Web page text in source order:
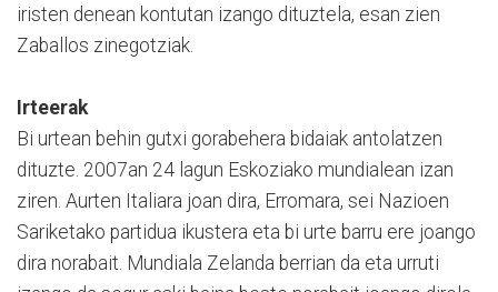
iristen denean kontutan izango dituztela, esan zien
Zaballos zinegotziak.
Irteerak
Bi urtean behin gutxi gorabehera bidaiak antolatzen
dituzte. 2007an 24 lagun Eskoziako mundialean izan
ziren. Aurten Italiara joan dira, Erromara, sei Nazioen
Sariketako partidua ikustera eta bi urte barru ere joango
dira norabait. Mundiala Zelanda berrian da eta urruti